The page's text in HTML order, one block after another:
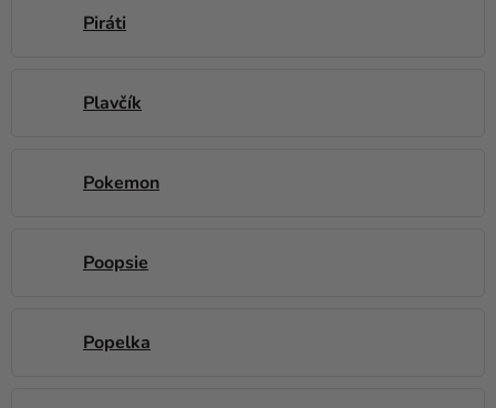
Piráti
Plavčík
Pokemon
Poopsie
Popelka